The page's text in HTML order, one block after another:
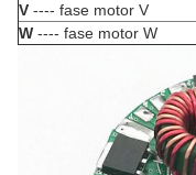
V ---- fase motor V
W ---- fase motor W